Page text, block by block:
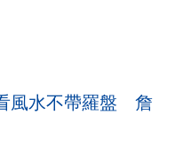
風水不帶羅盤 詹